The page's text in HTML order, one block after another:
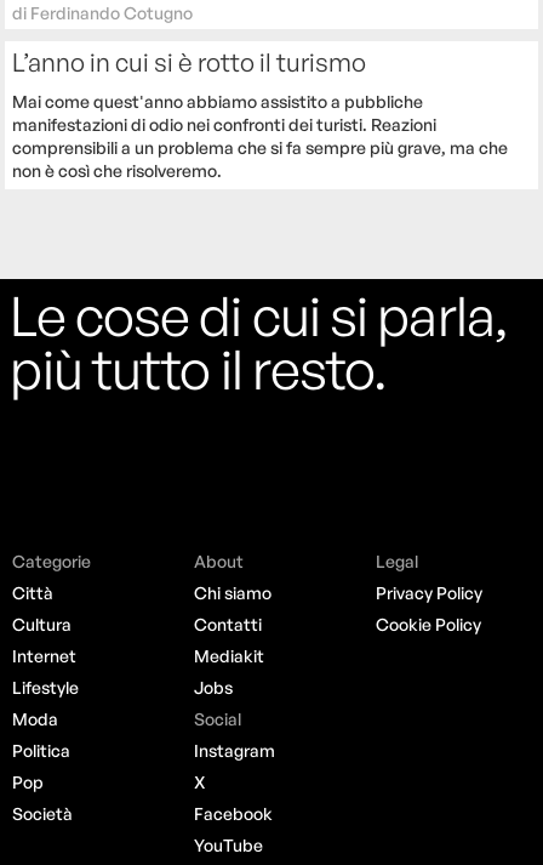
di Ferdinando Cotugno
L’anno in cui si è rotto il turismo
Mai come quest'anno abbiamo assistito a pubbliche
manifestazioni di odio nei confronti dei turisti. Reazioni
comprensibili a un problema che si fa sempre più grave, ma che
non è così che risolveremo.
Le cose di cui si parla,
più tutto il resto.
Categorie
Città
Cultura
Internet
Lifestyle
Moda
Politica
Pop
Società
About
Chi siamo
Contatti
Mediakit
Jobs
Social
Instagram
X
Facebook
YouTube
Legal
Privacy Policy
Cookie Policy